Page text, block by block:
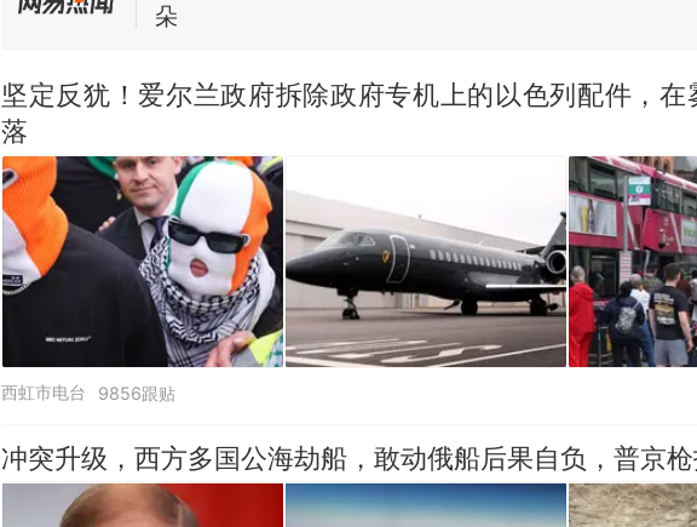
参考消息）
坚定反犹！爱尔兰政府拆除政府专机上的以色列配件，在
落
西虹市电台 9856跟贴
冲突升级，西方多国公海劫船，敢动俄船后果自负，普京